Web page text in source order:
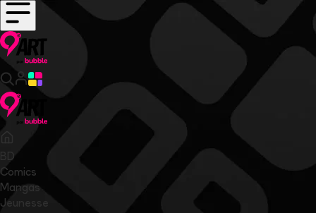
BD
Comics
Mangas
Jeunesse